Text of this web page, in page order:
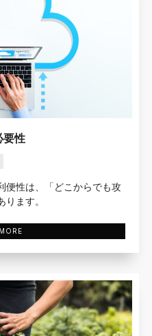
要性
便性は、「どこからでも攻
ます。